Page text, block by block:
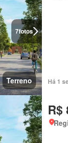
7fotos
Terreno Há 1
R$